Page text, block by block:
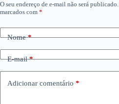
O seu endereço de e-mail não será publicado.
marcados com *
Nome*
E-mail*
Adicionar comentário *